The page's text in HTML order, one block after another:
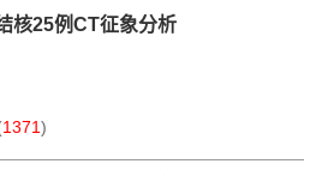
核25例CT征象分析
1371)